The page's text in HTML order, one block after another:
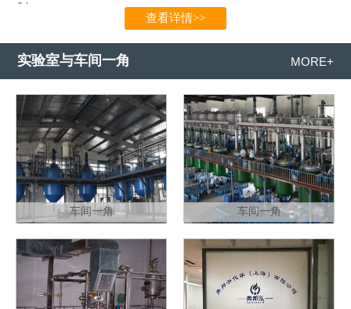
制…...
查看详情>>
实验室与车间一角 MORE+
车间一角 车间一角